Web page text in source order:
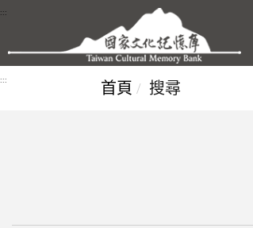
跳到主要內容區塊
:::
::: 首頁 搜尋